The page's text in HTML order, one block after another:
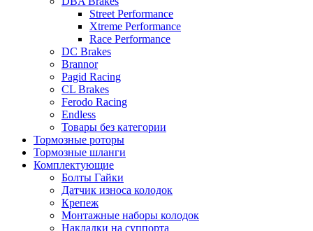
Street Performance
Xtreme Performance
Race Performance
DC Brakes
Brannor
Pagid Racing
CL Brakes
Ferodo Racing
Endless
Товары без категории
Тормозные роторы
Тормозные шланги
Комплектующие
Болты Гайки
Датчик износа колодок
Крепеж
Монтажные наборы колодок
Накладки на суппорта